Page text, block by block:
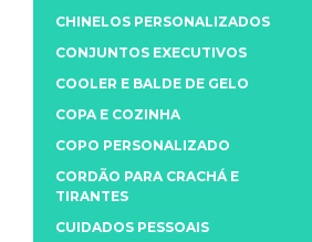
CHINELOS PERSONALIZADOS
CONJUNTOS EXECUTIVOS
COOLER E BALDE DE GELO
COPA E COZINHA
COPO PERSONALIZADO
CORDÃO PARA CRACHÁ E
TIRANTES
CUIDADOS PESSOAIS